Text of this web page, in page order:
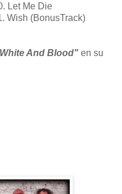
Let Me Die
Wish (BonusTrack)
And Blood" en su